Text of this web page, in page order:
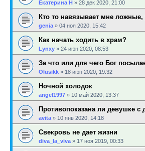
Екатерина Н » 28 дек 2020, 21:00
Кто то навязывает мне
genia » 04 ноя 2020, 15:42
Как начать ходить в храм?
Lynxy » 24 июн 2020, 08:53
За что или для чего Бог
Olusikk » 18 июн 2020, 19:32
Ночной холодок
angel1997 » 10 май 2020, 13:37
Противопоказана ли девушке с
avita » 10 янв 2020, 14:18
Свекровь не дает жизни
diva_la_viva » 17 ноя 2019, 00:33